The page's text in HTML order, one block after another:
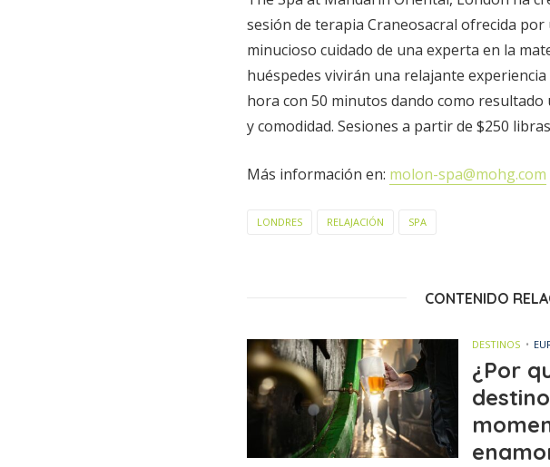
sesión de terapia Craneosacral ofrecida por
minucioso cuidado de una experta en la
huéspedes vivirán una relajante
hora con 50 minutos dando como
y comodidad. Sesiones a partir de $250
Más información en: molon-spa@mohg.com
LONDRES RELAJACIÓN SPA
CONTENIDO
DESTINOS
¿Por